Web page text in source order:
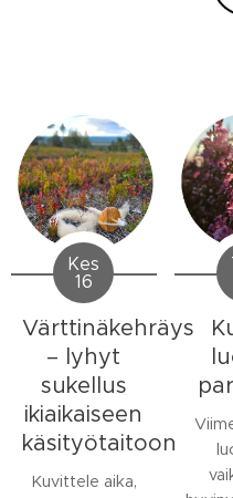
Kes
16
Värttinäkehräys
– lyhyt
sukellus
ikiaikaiseen
käsityötaitoon
Kuvittele aika,